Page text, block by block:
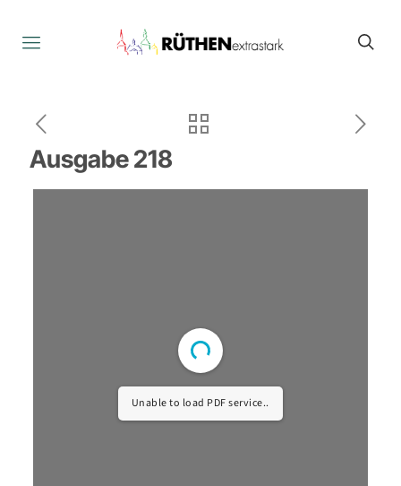
Ausgabe 218
Unable to load PDF service..